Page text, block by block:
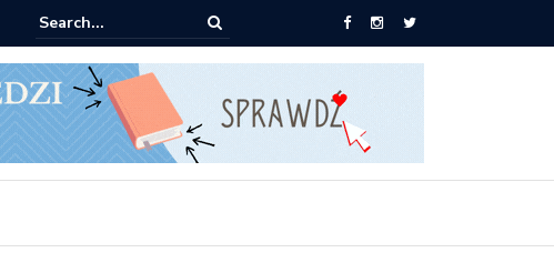
Gdzie kupić: Mieczysław Gorzka – Copycat